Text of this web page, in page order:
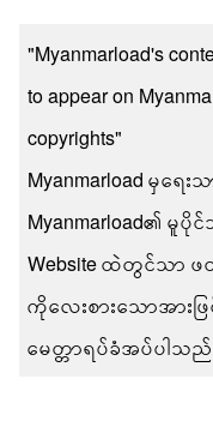
"Myanmarload's
to appear on
copyrights"
Myanmarload မှရေ
Myanmarload၏ မူပိုင်
Website ထဲတွင်သာ
ကိုလေးစားသောအားဖ
မေတ္တာရပ်ခံအပ်ပါသည်